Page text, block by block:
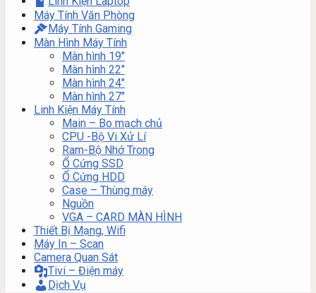
Máy Tính Văn Phòng
Máy Tính Gaming
Màn Hình Máy Tính
Màn hình 19″
Màn hình 22″
Màn hình 24″
Màn hình 27″
Linh Kiện Máy Tính
Main – Bo mạch chủ
CPU -Bộ Vi Xử Lí
Ram-Bộ Nhớ Trong
Ổ Cứng SSD
Ổ Cứng HDD
Case – Thùng máy
Nguồn
VGA – CARD MÀN HÌNH
Thiết Bị Mạng, Wifi
Máy In – Scan
Camera Quan Sát
Tivi – Điện máy
Dịch Vụ